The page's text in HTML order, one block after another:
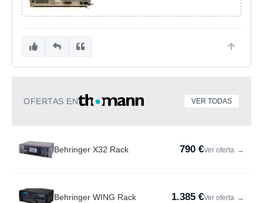
OFERTAS EN VER TODAS
Behringer X32 Rack 790 €Ver oferta →
Behringer WING Rack 1.385 €Ver oferta →